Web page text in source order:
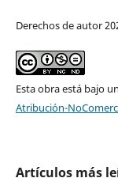
Derechos de autor
Esta obra está bajo
Atribución-
Artículos más